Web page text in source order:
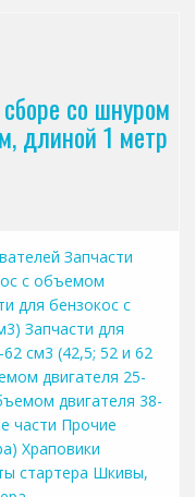
со шнуром
длиной 1 метр
Запчасти
с объемом
для бензокос с
Запчасти для
см3 (42,5; 52 и 62
двигателя 25-
двигателя 38-
части Прочие
Храповики
стартера Шкивы,